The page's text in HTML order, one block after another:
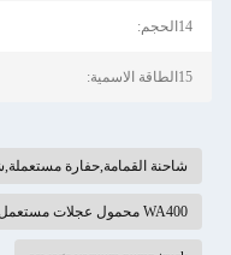
14الحجم:
15الطاقة الاسمية:
شاحنة القمامة,حفارة
WA400 محمول عجلات مستعمل,كوماتسو المستخدمة محمولة عجلات